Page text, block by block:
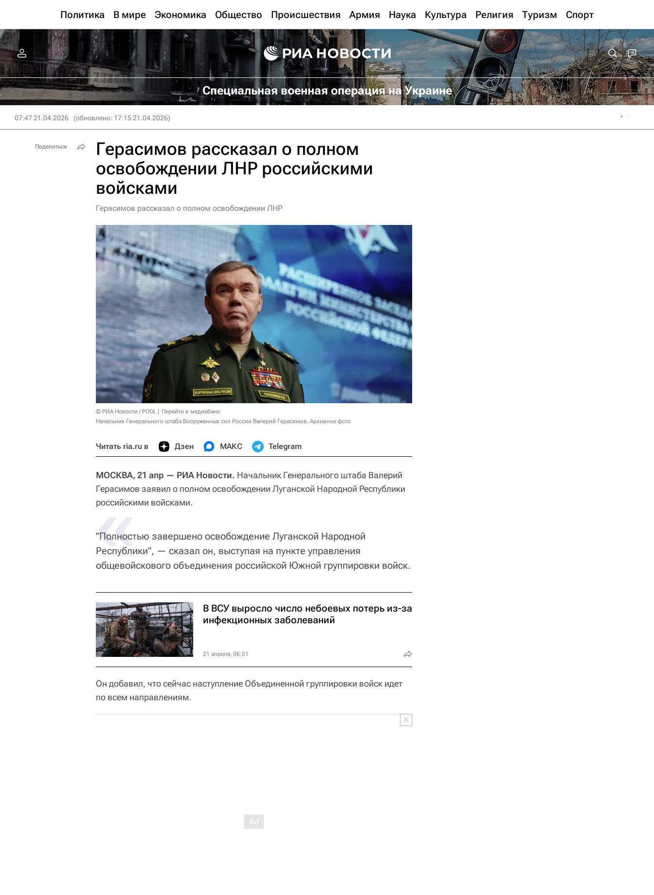
Политика В мире Экономика Общество Происшествия Армия Наука Культура Религия Туризм Спорт
Специальная военная операция на Украине
07:47 21.04.2026 (обновлено: 17:15 21.04.2026)
Герасимов рассказал о полном
освобождении ЛНР российскими
войсками
Герасимов рассказал о полном освобождении ЛНР
© РИА Новости / POOL
Перейти в медиабанк
Начальник Генерального штаба Вооруженных сил России Валерий Герасимов. Архивное фото
Читать ria.ru в Дзен МАКС Telegram
МОСКВА, 21 апр — РИА Новости. Начальник Генерального штаба Валерий
Герасимов заявил о полном освобождении Луганской Народной Республики
российскими войсками.
«
"Полностью завершено освобождение Луганской Народной
Республики", — сказал он, выступая на пункте управления
общевойскового объединения российской Южной группировки войск.
В ВСУ выросло число небоевых потерь из-за
инфекционных заболеваний
21 апреля, 06:51
Он добавил, что сейчас наступление Объединенной группировки войск идет
по всем направлениям.
Поделиться